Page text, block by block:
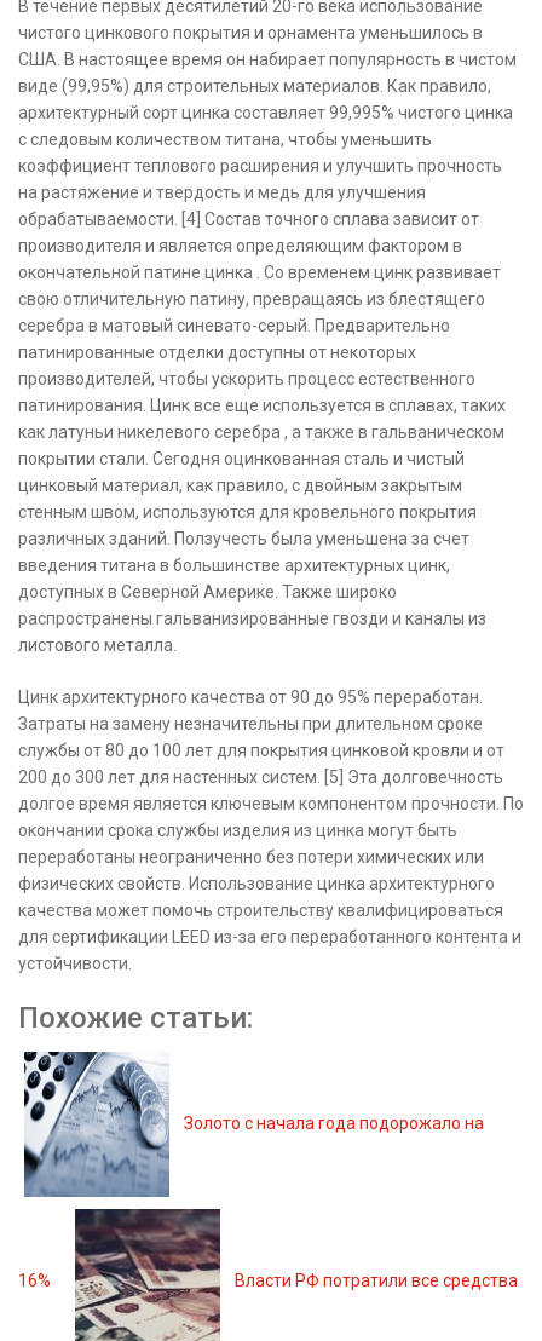
В течение первых десятилетий 20-го века использование
чистого цинкового покрытия и орнамента уменьшилось в
США. В настоящее время он набирает популярность в чистом
виде (99,95%) для строительных материалов. Как правило,
архитектурный сорт цинка составляет 99,995% чистого цинка
с следовым количеством титана, чтобы уменьшить
коэффициент теплового расширения и улучшить прочность
на растяжение и твердость и медь для улучшения
обрабатываемости. [4] Состав точного сплава зависит от
производителя и является определяющим фактором в
окончательной патине цинка . Со временем цинк развивает
свою отличительную патину, превращаясь из блестящего
серебра в матовый синевато-серый. Предварительно
патинированные отделки доступны от некоторых
производителей, чтобы ускорить процесс естественного
патинирования. Цинк все еще используется в сплавах, таких
как латуньи никелевого серебра , а также в гальваническом
покрытии стали. Сегодня оцинкованная сталь и чистый
цинковый материал, как правило, с двойным закрытым
стенным швом, используются для кровельного покрытия
различных зданий. Ползучесть была уменьшена за счет
введения титана в большинстве архитектурных цинк,
доступных в Северной Америке. Также широко
распространены гальванизированные гвозди и каналы из
листового металла.
Цинк архитектурного качества от 90 до 95% переработан.
Затраты на замену незначительны при длительном сроке
службы от 80 до 100 лет для покрытия цинковой кровли и от
200 до 300 лет для настенных систем. [5] Эта долговечность
долгое время является ключевым компонентом прочности. По
окончании срока службы изделия из цинка могут быть
переработаны неограниченно без потери химических или
физических свойств. Использование цинка архитектурного
качества может помочь строительству квалифицироваться
для сертификации LEED из-за его переработанного контента и
устойчивости.
Похожие статьи:
Золото с начала года подорожало на
16% Власти РФ потратили все средства